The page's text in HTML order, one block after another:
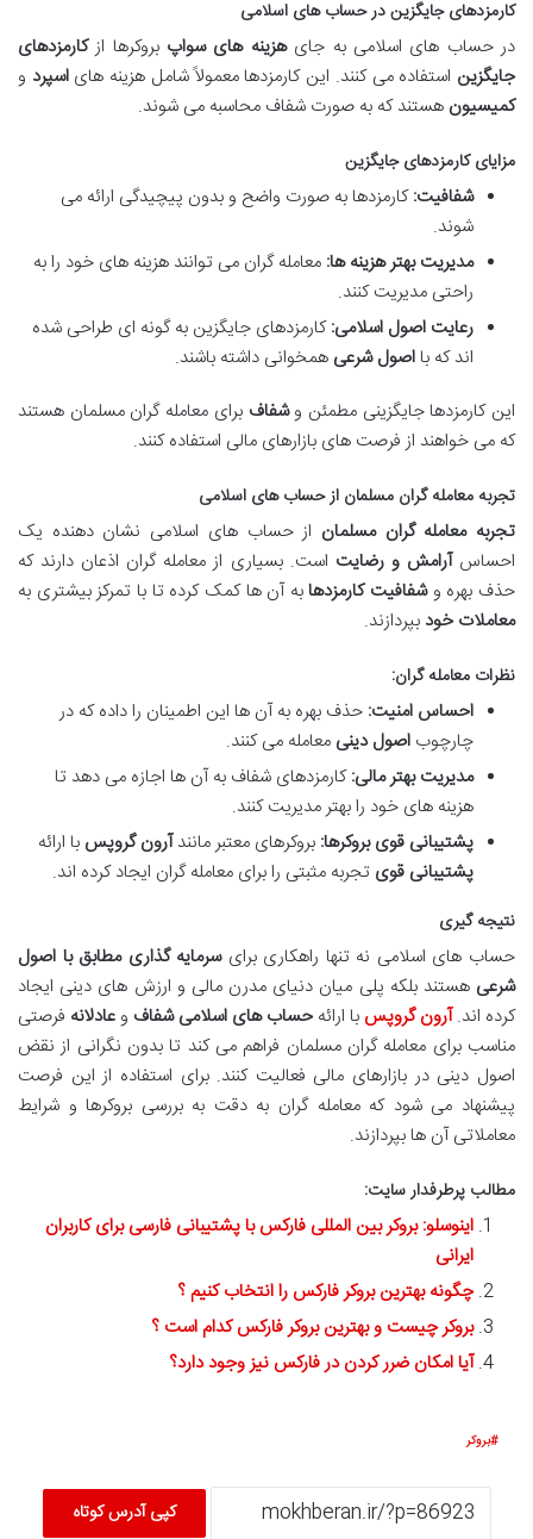
کارمزدهای جایگزین در حساب های اسلامی
در حساب های اسلامی به جایهزینه های سواپ بروکرها ازکارمزدهای
جایگزین استفاده می کنند. این کارمزدها معمولاً شامل هزینه هایاسپرد و
کمیسیون هستند که به صورت شفاف محاسبه می شوند.
مزایای کارمزدهای جایگزین
شفافیت:کارمزدها به صورت واضح و بدون پیچیدگی ارائه می
شوند.
مدیریت بهتر هزینه ها: معامله گران می توانند هزینه های خود را به
راحتی مدیریت کنند.
رعایت اصول اسلامی:کارمزدهای جایگزین به گونه ای طراحی شده
اند که بااصول شرعی همخوانی داشته باشند.
این کارمزدها جایگزینی مطمئن وشفاف برای معامله گران مسلمان هستند
که می خواهند از فرصت های بازارهای مالی استفاده کنند.
تجربه معامله گران مسلمان از حساب های اسلامی
تجربه معامله گران مسلمان از حساب های اسلامی نشان دهنده یک
احساسآرامش و رضایت است. بسیاری از معامله گران اذعان دارند که
حذف بهره وشفافیت کارمزدهابه آن ها کمک کرده تا با تمرکز بیشتری به
معاملات خود بپردازند.
نظرات معامله گران:
احساس امنیت: حذف بهره به آن ها این اطمینان را داده که در
چارچوب اصول دینی معامله می کنند.
مدیریت بهتر مالی:کارمزدهای شفاف به آن ها اجازه می دهد تا
هزینه های خود را بهتر مدیریت کنند.
پشتیبانی قوی بروکرها: بروکرهای معتبر مانندآرون گروپس با ارائه
پشتیبانی قوی تجربه مثبتی را برای معامله گران ایجاد کرده اند.
نتیجه گیری
حساب های اسلامی نه تنها راهکاری برایسرمایه گذاری مطابق با اصول
شرعی هستند بلکه پلی میان دنیای مدرن مالی و ارزش های دینی ایجاد
کرده اند.آرون گروپس با ارائهحساب های اسلامی شفاف وعادلانه فرصتی
مناسب برای معامله گران مسلمان فراهم می کند تا بدون نگرانی از نقض
اصول دینی در بازارهای مالی فعالیت کنند. برای استفاده از این فرصت
پیشنهاد می شود که معامله گران به دقت به بررسی بروکرها و شرایط
معاملاتی آن ها بپردازند.
مطالب پرطرفدار سایت:
اینوسلو: بروکر بین المللی فارکس با پشتیبانی فارسی برای کاربران
ایرانی
چگونه بهترین بروکر فارکس را انتخاب کنیم ؟
بروکر چیست و بهترین بروکر فارکس کدام است ؟
آیا امکان ضرر کردن در فارکس نیز وجود دارد؟
بروکر
کپی آدرس کوتاه